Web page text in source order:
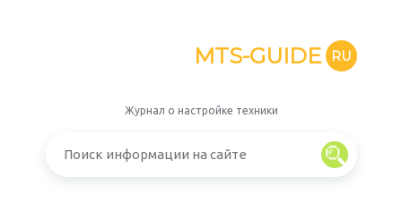
MTS-GUIDE RU
Журнал о настройке техники